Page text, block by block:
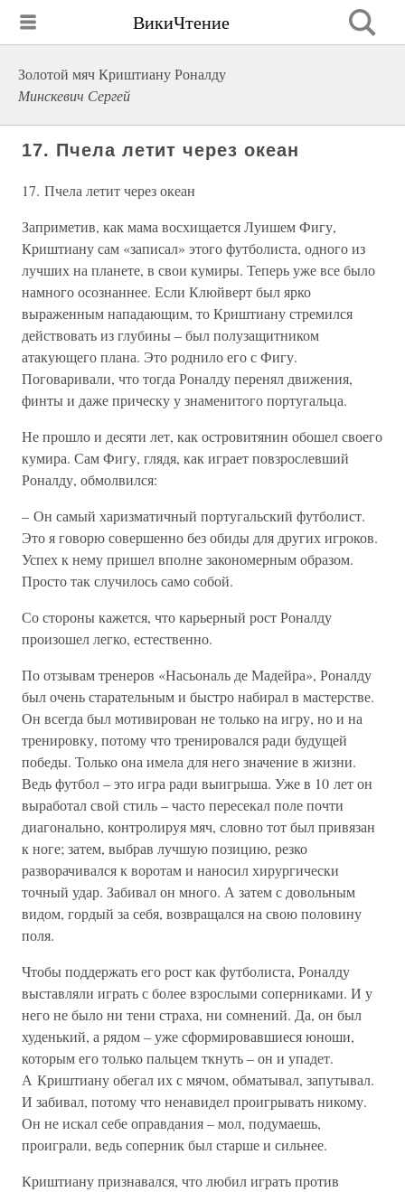
ВикиЧтение
Золотой мяч Криштиану Роналду
Минскевич Сергей
17. Пчела летит через океан
17. Пчела летит через океан
Заприметив, как мама восхищается Луишем Фигу,
Криштиану сам «записал» этого футболиста, одного из
лучших на планете, в свои кумиры. Теперь уже все было
намного осознаннее. Если Клюйверт был ярко
выраженным нападающим, то Криштиану стремился
действовать из глубины – был полузащитником
атакующего плана. Это роднило его с Фигу.
Поговаривали, что тогда Роналду перенял движения,
финты и даже прическу у знаменитого португальца.
Не прошло и десяти лет, как островитянин обошел своего
кумира. Сам Фигу, глядя, как играет повзрослевший
Роналду, обмолвился:
– Он самый харизматичный португальский футболист.
Это я говорю совершенно без обиды для других игроков.
Успех к нему пришел вполне закономерным образом.
Просто так случилось само собой.
Со стороны кажется, что карьерный рост Роналду
произошел легко, естественно.
По отзывам тренеров «Насьональ де Мадейра», Роналду
был очень старательным и быстро набирал в мастерстве.
Он всегда был мотивирован не только на игру, но и на
тренировку, потому что тренировался ради будущей
победы. Только она имела для него значение в жизни.
Ведь футбол – это игра ради выигрыша. Уже в 10 лет он
выработал свой стиль – часто пересекал поле почти
диагонально, контролируя мяч, словно тот был привязан
к ноге; затем, выбрав лучшую позицию, резко
разворачивался к воротам и наносил хирургически
точный удар. Забивал он много. А затем с довольным
видом, гордый за себя, возвращался на свою половину
поля.
Чтобы поддержать его рост как футболиста, Роналду
выставляли играть с более взрослыми соперниками. И у
него не было ни тени страха, ни сомнений. Да, он был
худенький, а рядом – уже сформировавшиеся юноши,
которым его только пальцем ткнуть – он и упадет.
А Криштиану обегал их с мячом, обматывал, запутывал.
И забивал, потому что ненавидел проигрывать никому.
Он не искал себе оправдания – мол, подумаешь,
проиграли, ведь соперник был старше и сильнее.
Криштиану признавался, что любил играть против